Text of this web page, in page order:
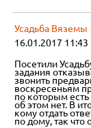
Усадьба Вяземы
16.01.2017 11:43
Посетили
задания
звонить
воскресеньям
по которым
об этом нет. В
кому отдать
по дому, так что